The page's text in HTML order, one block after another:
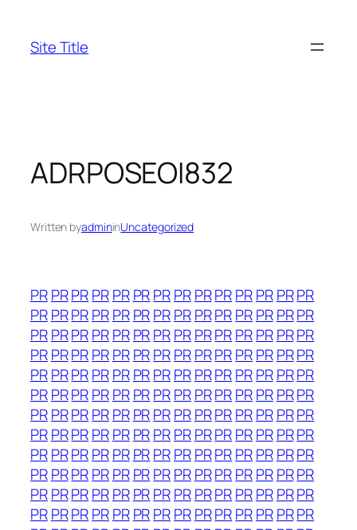
content
Site Title
ADRPOSEOI832
Written byadmininUncategorized
PRPRPRPRPR PRPRPRPRPRPRPR PRPR
PRPRPRPRPR PRPRPRPRPRPRPR PRPR
PRPRPRPRPR PRPRPRPRPRPRPR PRPR
PRPRPRPRPR PRPRPRPRPRPRPR PRPR
PRPRPRPRPR PRPRPRPRPRPRPR PRPR
PRPRPRPRPR PRPRPRPRPRPRPR PRPR
PRPRPRPRPR PRPRPRPRPRPRPR PRPR
PRPRPRPRPR PRPRPRPRPRPRPR PRPR
PRPRPRPRPR PRPRPRPRPRPRPR PRPR
PRPRPRPRPR PRPRPRPRPRPRPR PRPR
PRPRPRPRPR PRPRPRPRPRPRPR PRPR
PRPRPRPRPR PRPRPRPRPRPRPR PRPR